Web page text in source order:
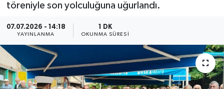
töreniyle son yolculuğuna uğurlandı.
07.07.2026 - 14:18
YAYINLANMA
1 DK
OKUNMA SÜRESI